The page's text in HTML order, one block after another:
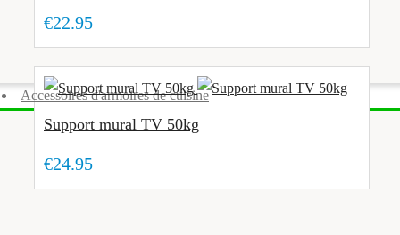
Accessoires d'armoires de cuisine
€22.95
Support mural TV 50kg
€24.95